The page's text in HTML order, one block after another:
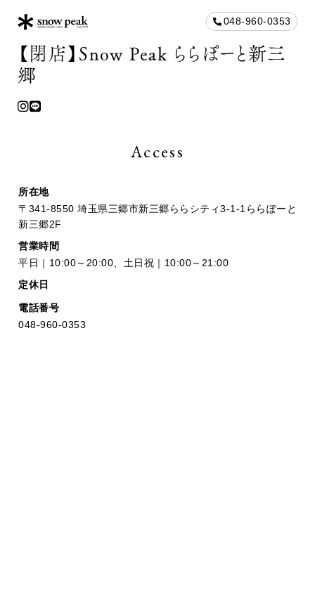
【閉店】Snow Peak ららぽーと新三
郷
048-960-0353
Access
所在地
〒341-8550 埼玉県三郷市新三郷ららシティ3-1-1ららぽーと
新三郷2F
営業時間
平日｜10:00～20:00、土日祝｜10:00～21:00
定休日
電話番号
048-960-0353